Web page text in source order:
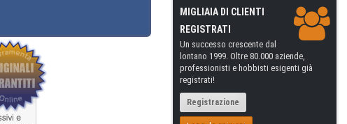
MIGLIAIA DI CLIENTI
REGISTRATI
Un successo crescente dal
lontano 1999. Oltre 80.000 aziende,
professionisti e hobbisti esigenti già
registrati!
Registrazione